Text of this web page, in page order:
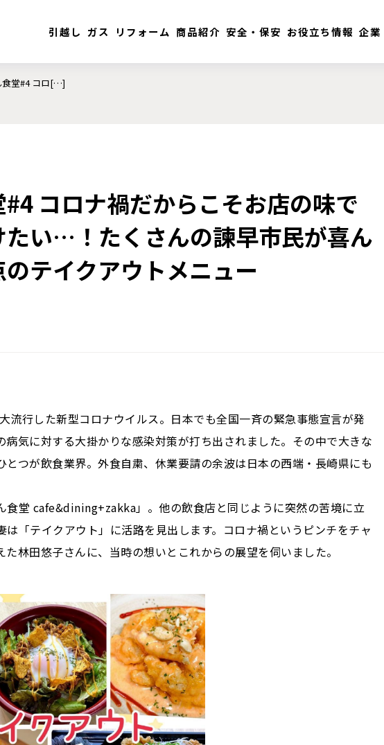
引越し ガス リフォーム 商品紹介 安全・保安 お役立ち情報 企業
食堂#4 コロ[…]
#4 コロナ禍だからこそお店の味で
たい…！たくさんの諫早市民が喜ん
テイクアウトメニュー
流行した新型コロナウイルス。日本でも全国一斉の緊急事態宣言が発
病気に対する大掛かりな感染対策が打ち出されました。その中で大きな
とつが飲食業界。外食自粛、休業要請の余波は日本の西端・長崎県にも
食堂 cafe&dining+zakka」。他の飲食店と同じように突然の苦境に立
は「テイクアウト」に活路を見出します。コロナ禍というピンチをチャ
た林田悠子さんに、当時の想いとこれからの展望を伺いました。